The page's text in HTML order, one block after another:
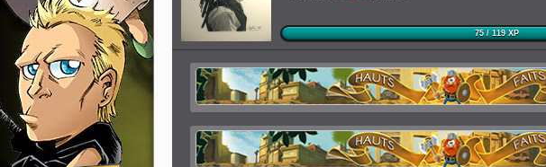
75 / 119 XP